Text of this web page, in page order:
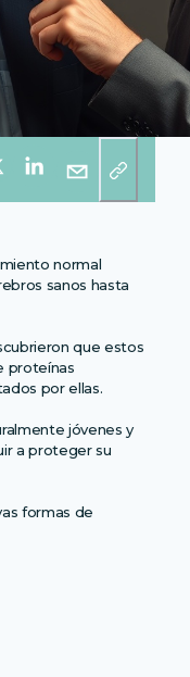
normal
sanos hasta
que estos
proteínas
por ellas.
jóvenes y
a proteger su
formas de